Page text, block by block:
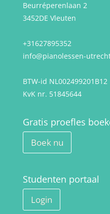
Beurréperenlaan 2
3452DE Vleuten
+31627895352
info@pianolessen-
BTW-id NL002499201B12
KvK nr. 51845644
Gratis proefles
Boek nu
Studenten portaal
Login